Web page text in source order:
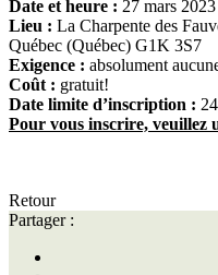
Date et heure : 27 mars
Lieu : La Charpente des
Québec (Québec) G1K 3S7
Exigence : absolument
Coût : gratuit!
Date limite d’inscription :
Pour vous inscrire, veuillez
Retour
Partager :